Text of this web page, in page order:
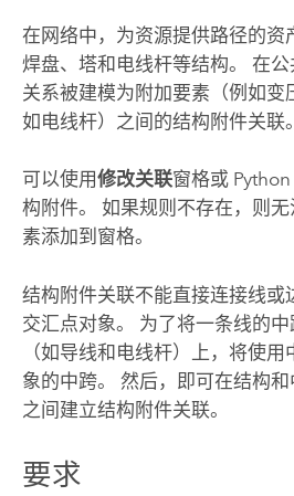
在网络中，为资源提供路径的资
焊盘、塔和电线杆等结构。 在
关系被建模为附加要素（例如变
如电线杆）之间的结构附件关联。
可以使用修改关联窗格或 Python
构附件。 如果规则不存在，则
素添加到窗格。
结构附件关联不能直接连接线或
交汇点对象。 为了将一条线的
（如导线和电线杆）上，将使
象的中跨。 然后，即可在结构
之间建立结构附件关联。
要求